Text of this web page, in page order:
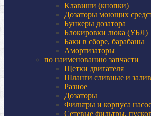
Клавиши (кнопки)
Дозаторы моющих
Бункеры дозатора
Блокировки люка (УБЛ)
Баки в сборе, барабаны
Амортизаторы
по наименованию запчасти
Щетки двигателя
Шланги сливные и
Разное
Дозаторы
Фильтры и корпуса
Сетевые фильтры,